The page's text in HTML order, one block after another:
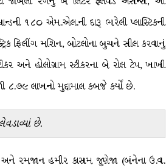
૧૮૦ એમ.એલ.ની દારૂ ભરેલી પ્લાસ્ટિકની
ફિલીંગ મશિન, બોટલોના બુચને સીલ કરવાનું
અને હોલોગ્રામ સ્ટીકરના બે રોલ ટેપ, ખાખી
૮.૭૯ લાખનો મુદ્દામાલ કબજે કર્યો છે.
છે.
અને રમજાન હમીર કાસમ જુણેજા (બંનેના ઉ.વ.